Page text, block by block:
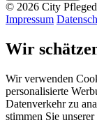
© 2026 City
Impressum
Wir
Wir verwenden
personalisierte
Datenverkehr zu
stimmen Sie